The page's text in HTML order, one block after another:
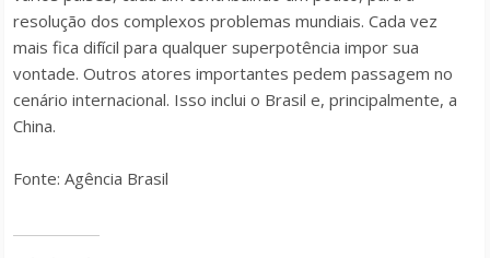
resolução dos complexos problemas mundiais. Cada vez
mais fica difícil para qualquer superpotência impor sua
vontade. Outros atores importantes pedem passagem no
cenário internacional. Isso inclui o Brasil e, principalmente, a
China.
Fonte: Agência Brasil